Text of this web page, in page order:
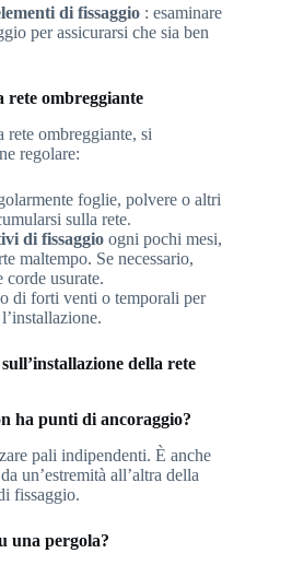
di fissaggio : esaminare
per assicurarsi che sia ben
rete ombreggiante
rete ombreggiante, si
regolare:
foglie, polvere o altri
sulla rete.
di fissaggio ogni pochi mesi,
maltempo. Se necessario,
corde usurate.
di forti venti o temporali per
della rete
ha punti di ancoraggio?
pali indipendenti. È anche
un’estremità all’altra della
fissaggio.
una pergola?